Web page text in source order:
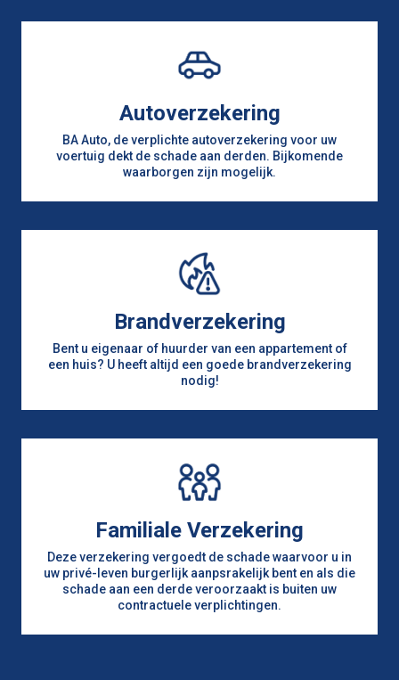
Autoverzekering
BA Auto, de verplichte autoverzekering voor uw
voertuig dekt de schade aan derden. Bijkomende
waarborgen zijn mogelijk.
Brandverzekering
Bent u eigenaar of huurder van een appartement of
een huis? U heeft altijd een goede brandverzekering
nodig!
Familiale Verzekering
Deze verzekering vergoedt de schade waarvoor u in
uw privé-leven burgerlijk aanpsrakelijk bent en als die
schade aan een derde veroorzaakt is buiten uw
contractuele verplichtingen.